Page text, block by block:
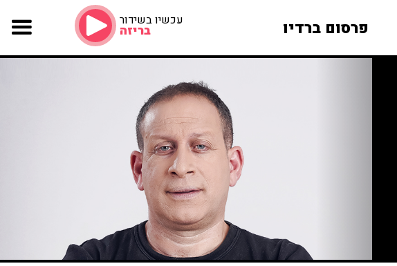
פרסום ברדיו עכשיו בשידור
בריזה